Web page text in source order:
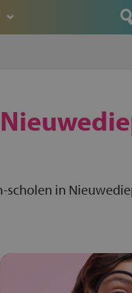
scholen in